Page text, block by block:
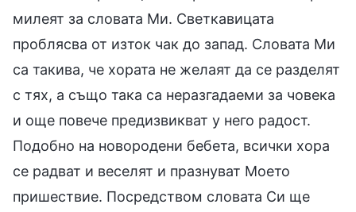
милеят за словата Ми. Светкавицата
проблясва от изток чак до запад. Словата Ми
са такива, че хората не желаят да се разделят
с тях, а също така са неразгадаеми за човека
и още повече предизвикват у него радост.
Подобно на новородени бебета, всички хора
се радват и веселят и празнуват Моето
пришествие. Посредством словата Си ще